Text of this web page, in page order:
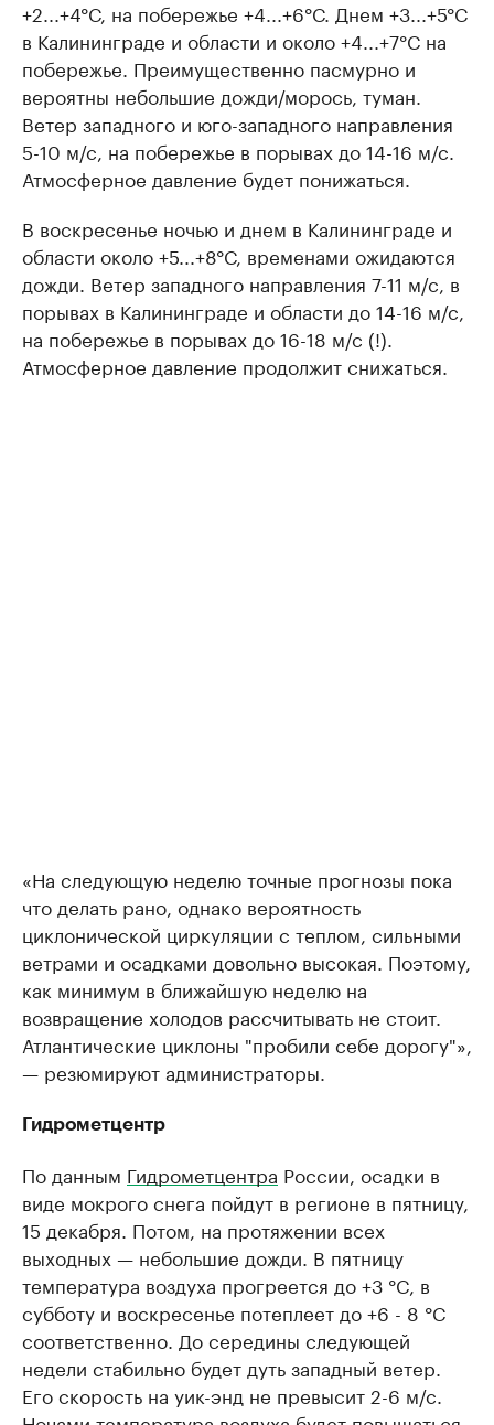
+2...+4°С, на побережье +4...+6°С. Днем +3...+5°С
в Калининграде и области и около +4...+7°С на
побережье. Преимущественно пасмурно и
вероятны небольшие дожди/морось, туман.
Ветер западного и юго-западного направления
5-10 м/с, на побережье в порывах до 14-16 м/с.
Атмосферное давление будет понижаться.
В воскресенье ночью и днем в Калининграде и
области около +5...+8°С, временами ожидаются
дожди. Ветер западного направления 7-11 м/с, в
порывах в Калининграде и области до 14-16 м/с,
на побережье в порывах до 16-18 м/с (!).
Атмосферное давление продолжит снижаться.
«На следующую неделю точные прогнозы пока
что делать рано, однако вероятность
циклонической циркуляции с теплом, сильными
ветрами и осадками довольно высокая. Поэтому,
как минимум в ближайшую неделю на
возвращение холодов рассчитывать не стоит.
Атлантические циклоны "пробили себе дорогу"»,
— резюмируют администраторы.
Гидрометцентр
По данным Гидрометцентра России, осадки в
виде мокрого снега пойдут в регионе в пятницу,
15 декабря. Потом, на протяжении всех
выходных — небольшие дожди. В пятницу
температура воздуха прогреется до +3 °C, в
субботу и воскресенье потеплеет до +6 - 8 °C
соответственно. До середины следующей
недели стабильно будет дуть западный ветер.
Его скорость на уик-энд не превысит 2-6 м/с.